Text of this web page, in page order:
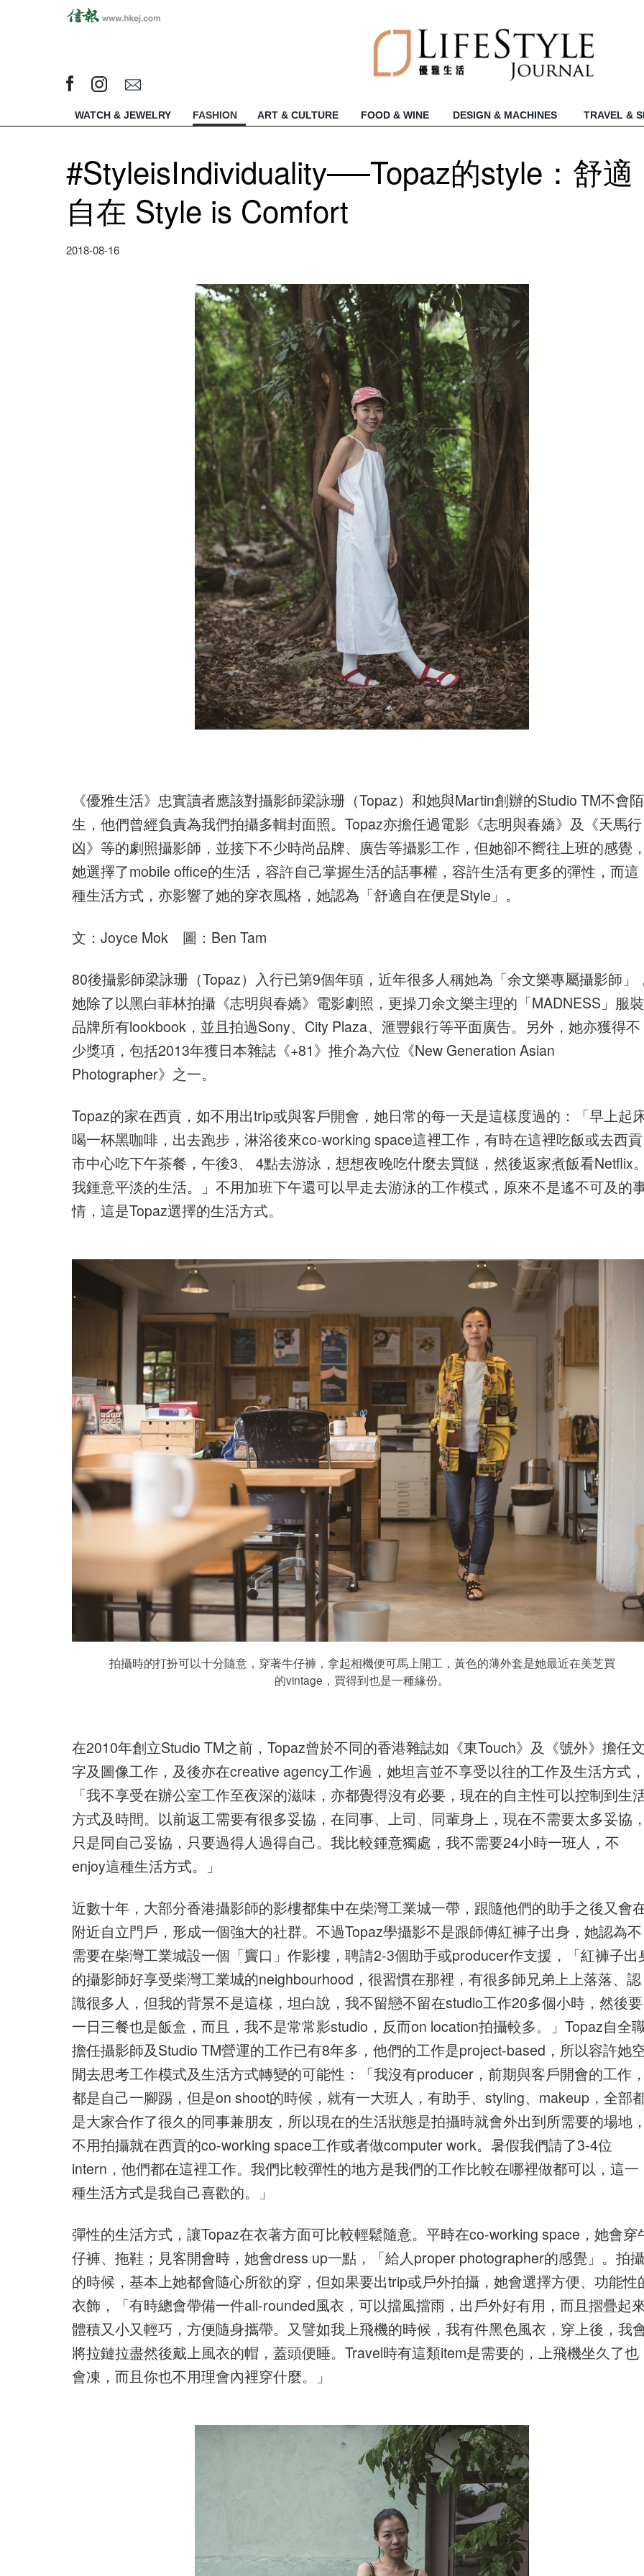
WATCH & JEWELRY FASHION ART & CULTURE FOOD & WINE DESIGN & MACHINES TRAVEL &
#StyleisIndividuality──Topaz的style：舒適
自在 Style is Comfort
2018-08-16
《優雅生活》忠實讀者應該對攝影師梁詠珊（Topaz）和她與Martin創辦的Studio TM不會陌
生，他們曾經負責為我們拍攝多輯封面照。Topaz亦擔任過電影《志明與春嬌》及《天馬行
凶》等的劇照攝影師，並接下不少時尚品牌、廣告等攝影工作，但她卻不嚮往上班的感覺，
她選擇了mobile office的生活，容許自己掌握生活的話事權，容許生活有更多的彈性，而這
種生活方式，亦影響了她的穿衣風格，她認為「舒適自在便是Style」。
文：Joyce Mok 圖：Ben Tam
80後攝影師梁詠珊（Topaz）入行已第9個年頭，近年很多人稱她為「余文樂專屬攝影師」
她除了以黑白菲林拍攝《志明與春嬌》電影劇照，更操刀余文樂主理的「MADNESS」服裝
品牌所有lookbook，並且拍過Sony、City Plaza、滙豐銀行等平面廣告。另外，她亦獲得不
少獎項，包括2013年獲日本雜誌《+81》推介為六位《New Generation Asian
Photographer》之一。
Topaz的家在西貢，如不用出trip或與客戶開會，她日常的每一天是這樣度過的：「早上起
喝一杯黑咖啡，出去跑步，淋浴後來co-working space這裡工作，有時在這裡吃飯或去西貢
市中心吃下午茶餐，午後3、 4點去游泳，想想夜晚吃什麼去買餸，然後返家煮飯看Netflix。
我鍾意平淡的生活。」不用加班下午還可以早走去游泳的工作模式，原來不是遙不可及的
情，這是Topaz選擇的生活方式。
拍攝時的打扮可以十分隨意，穿著牛仔褲，拿起相機便可馬上開工，黃色的薄外套是她最近在美芝買
的vintage，買得到也是一種緣份。
在2010年創立Studio TM之前，Topaz曾於不同的香港雜誌如《東Touch》及《號外》擔任文
字及圖像工作，及後亦在creative agency工作過，她坦言並不享受以往的工作及生活方式，
「我不享受在辦公室工作至夜深的滋味，亦都覺得沒有必要，現在的自主性可以控制到生
方式及時間。以前返工需要有很多妥協，在同事、上司、同輩身上，現在不需要太多妥協，
只是同自己妥協，只要過得人過得自己。我比較鍾意獨處，我不需要24小時一班人，不
enjoy這種生活方式。」
近數十年，大部分香港攝影師的影樓都集中在柴灣工業城一帶，跟隨他們的助手之後又會
附近自立門戶，形成一個強大的社群。不過Topaz學攝影不是跟師傅紅褲子出身，她認為不
需要在柴灣工業城設一個「竇口」作影樓，聘請2-3個助手或producer作支援，「紅褲子出
的攝影師好享受柴灣工業城的neighbourhood，很習慣在那裡，有很多師兄弟上上落落、認
識很多人，但我的背景不是這樣，坦白說，我不留戀不留在studio工作20多個小時，然後要
一日三餐也是飯盒，而且，我不是常常影studio，反而on location拍攝較多。」Topaz自全
擔任攝影師及Studio TM營運的工作已有8年多，他們的工作是project-based，所以容許她
閒去思考工作模式及生活方式轉變的可能性：「我沒有producer，前期與客戶開會的工作，
都是自己一腳踢，但是on shoot的時候，就有一大班人，有助手、styling、makeup，全部
是大家合作了很久的同事兼朋友，所以現在的生活狀態是拍攝時就會外出到所需要的場地，
不用拍攝就在西貢的co-working space工作或者做computer work。暑假我們請了3-4位
intern，他們都在這裡工作。我們比較彈性的地方是我們的工作比較在哪裡做都可以，這一
種生活方式是我自己喜歡的。」
彈性的生活方式，讓Topaz在衣著方面可比較輕鬆隨意。平時在co-working space，她會穿
仔褲、拖鞋；見客開會時，她會dress up一點，「給人proper photographer的感覺」。拍攝
的時候，基本上她都會隨心所欲的穿，但如果要出trip或戶外拍攝，她會選擇方便、功能性
衣飾，「有時總會帶備一件all-rounded風衣，可以擋風擋雨，出戶外好有用，而且摺疊起
體積又小又輕巧，方便隨身攜帶。又譬如我上飛機的時候，我有件黑色風衣，穿上後，我
將拉鏈拉盡然後戴上風衣的帽，蓋頭便睡。Travel時有這類item是需要的，上飛機坐久了也
會凍，而且你也不用理會內裡穿什麼。」